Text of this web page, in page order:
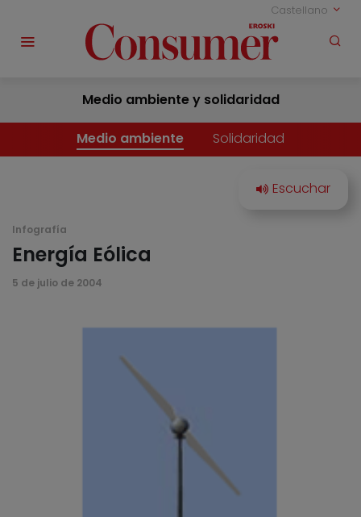
Castellano
Medio ambiente y solidaridad
Medio ambiente Solidaridad
Infografía
Energía Eólica
5 de julio de 2004